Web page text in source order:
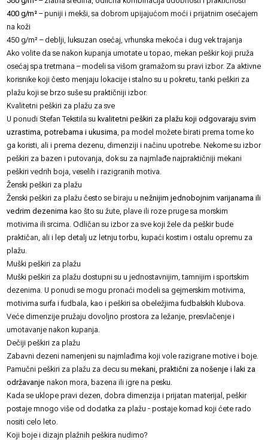
400 g/m² – puniji i mekši, sa dobrom upijajućom moći i prijatnim osećajem
na koži
450 g/m² – deblji, luksuzan osećaj, vrhunska mekoća i dug vek trajanja
Ako volite da se nakon kupanja umotate u topao, mekan peškir koji pruža
osećaj spa tretmana – modeli sa višom gramažom su pravi izbor. Za aktivne
korisnike koji često menjaju lokacije i stalno su u pokretu, tanki peškiri za
plažu koji se brzo suše su praktičniji izbor.
Kvalitetni peškiri za plažu za sve
U ponudi Stefan Tekstila su kvalitetni peškiri za plažu koji odgovaraju svim
uzrastima, potrebama i ukusima , pa model možete birati prema tome ko
ga koristi, ali i prema dezenu, dimenziji i načinu upotrebe. Nekome su izbor
peškiri za bazen i putovanja, dok su za najmlađe najpraktičniji mekani
peškiri vedrih boja, veselih i razigranih motiva.
Ženski peškiri za plažu
Ženski peškiri za plažu često se biraju unežnijim jednobojnim varijanama ili
vedrim dezenima kao što su žute, plave ili roze pruge sa morskim
motivima ili srcima. Odličan su izbor za sve koji žele da peškirbude
praktičan, ali i lep detalj uz letnju torbu, kupaći kostim i ostalu opremu za
plažu.
Muški peškiri za plažu
Muški peškiri za plažu dostupni su u jednostavnijim, tamnijim i sportskim
dezenima. U ponudi se mogu pronaći modeli sa gejmerskim motivima,
motivima surfa i fudbala, kao i peškiri sa obeležjima fudbalskih klubova.
Veće dimenzije pružaju dovoljno prostora za ležanje, presvlačenje i
umotavanje nakon kupanja.
Dečiji peškiri za plažu
Zabavni dezeni namenjeni su najmlađima koji vole razigrane motive i boje.
Pamučni peškiri za plažu za decu sumekani, praktični za nošenje i laki za
održavanje nakon mora, bazena ili igre na pesku.
Kada se uklope pravi dezen, dobra dimenzija i prijatan materijal, peškir
postaje mnogo više od dodatka za plažu - postaje komad koji ćete rado
nositi celo leto.
Koji boje i dizajn plažnih peškira nudimo?